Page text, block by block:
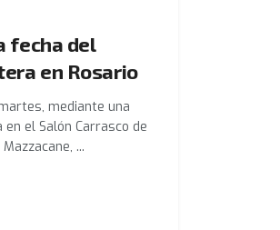
fecha del
en Rosario
mediante una
el Salón Carrasco de
...